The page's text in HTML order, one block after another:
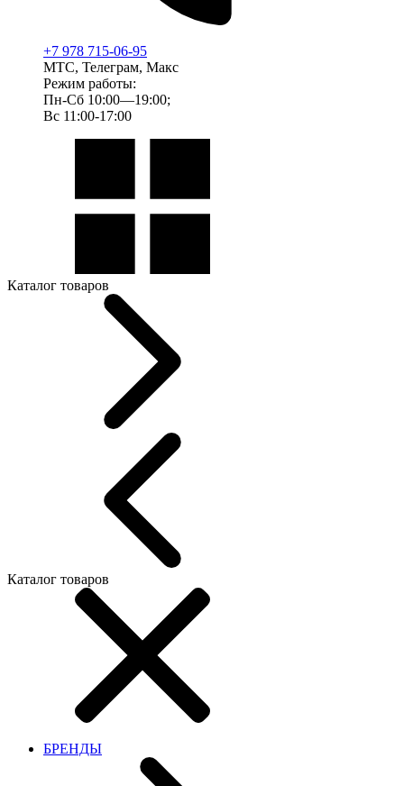
+7 978 715-06-95
МТС, Телеграм, Макс
Режим работы:
Пн-Сб 10:00—19:00;
Вс 11:00-17:00
Каталог товаров
Каталог товаров
БРЕНДЫ